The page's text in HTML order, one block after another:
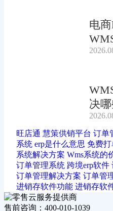
电
吗?
决
旺店通 慧策供销平台 订单
系统 erp是什么意思 免费
系统解决方案 Wms系统的
订单管理系统 跨境erp软件
订单管理解决方案 订单管
进销存软件功能 进销存软
售前咨询：400-010-1039